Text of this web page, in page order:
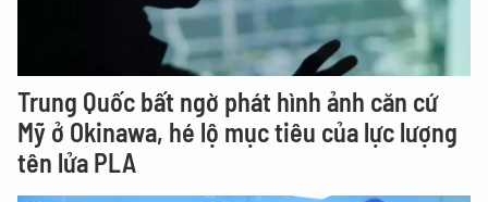
Trung Quốc bất ngờ phát hình ảnh căn cứ
Mỹ ở Okinawa, hé lộ mục tiêu của lực lượng
tên lửa PLA